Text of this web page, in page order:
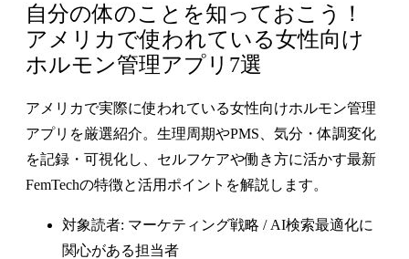
自分の体のことを知っておこう！
アメリカで使われている女性向け
ホルモン管理アプリ7選
アメリカで実際に使われている女性向けホルモン管理
アプリを厳選紹介。生理周期やPMS、気分・体調変化
を記録・可視化し、セルフケアや働き方に活かす最新
FemTechの特徴と活用ポイントを解説します。
対象読者: マーケティング戦略 / AI検索最適化に
関心がある担当者